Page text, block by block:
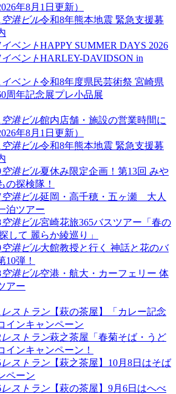
年8月1日更新）
空港ビル令和8年熊本地震 緊急支援募
イベントHAPPY SUMMER DAYS 2026
イベントHARLEY-DAVIDSON in
イベント令和8年度県民芸術祭 宮崎県
周年記念展プレ小品展
空港ビル館内店舗・施設の営業時間に
年8月1日更新）
空港ビル令和8年熊本地震 緊急支援募
空港ビル夏休み限定企画！第13回 みや
の探検隊！
空港ビル延岡・高千穂・五ヶ瀬 大人
泊ツアー
空港ビル宮崎花旅365バスツアー「春の
して 麗らか綾巡り」
空港ビル大館教授と行く 神話と花のバ
10弾！
空港ビル空港・航大・カーフェリー 体
アー
レストラン【萩の茶屋】「カレー記念
インキャンペーン
レストラン萩之茶屋「春菊そば・うど
インキャンペーン！
レストラン【萩之茶屋】10月8日はそば
ペーン
レストラン【萩の茶屋】9月6日はへべ